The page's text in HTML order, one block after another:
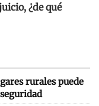
¿de qué
rurales puede